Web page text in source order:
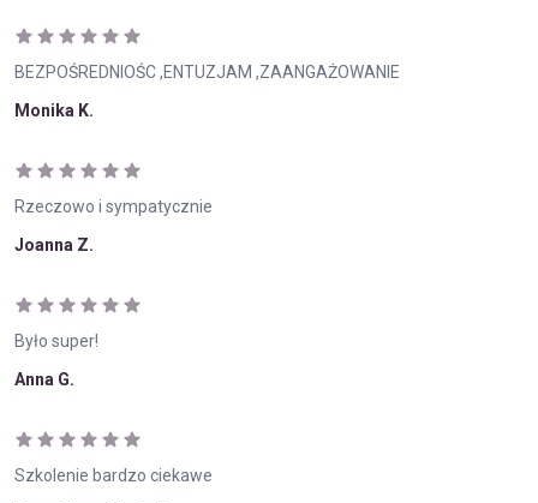
BEZPOŚREDNIOŚC ,ENTUZJAM ,ZAANGAŻOWANIE
Monika K.
Rzeczowo i sympatycznie
Joanna Z.
Było super!
Anna G.
Szkolenie bardzo ciekawe